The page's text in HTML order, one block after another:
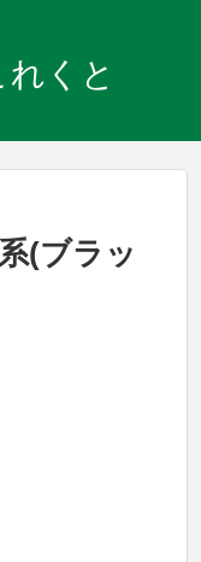
くと
(ブラッ